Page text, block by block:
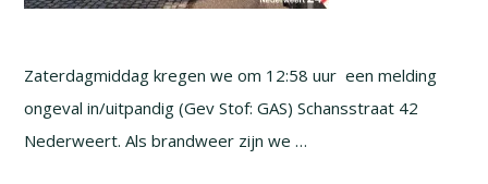
Zaterdagmiddag kregen we om 12:58 uur een melding
ongeval in/uitpandig (Gev Stof: GAS) Schansstraat 42
Nederweert. Als brandweer zijn we …